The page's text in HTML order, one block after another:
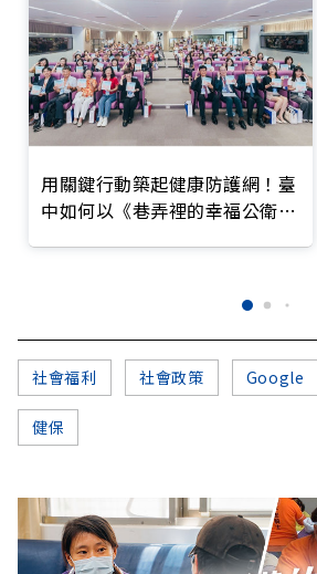
用關鍵行動築起健康防護網！臺
中如何以《巷弄裡的幸福公衛》
社會福利 社會政策 Google
健保